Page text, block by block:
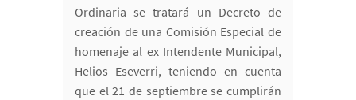
Ordinaria se tratará un Decreto de
creación de una Comisión Especial de
homenaje al ex Intendente Municipal,
Helios Eseverri, teniendo en cuenta
que el 21 de septiembre se cumplirán